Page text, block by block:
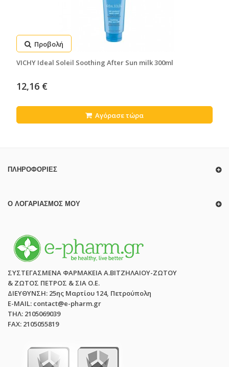
Προβολή
VICHY Ideal Soleil Soothing After Sun milk 300ml
12,16 €
Αγόρασε τώρα
ΠΛΗΡΟΦΟΡΊΕΣ
Ο ΛΟΓΑΡΙΑΣΜΌΣ ΜΟΥ
ΣΥΣΤΕΓΑΣΜΕΝΑ ΦΑΡΜΑΚΕΙΑ Α.ΒΙΤΖΗΛΑΙΟΥ-ΖΩΤΟΥ
& ΖΩΤΟΣ ΠΕΤΡΟΣ & ΣΙΑ Ο.Ε.
ΔΙΕΥΘΥΝΣΗ: 25ης Μαρτίου 124, Πετρούπολη
E-MAIL: contact@e-pharm.gr
ΤΗΛ: 2105069039
FAX: 2105055819